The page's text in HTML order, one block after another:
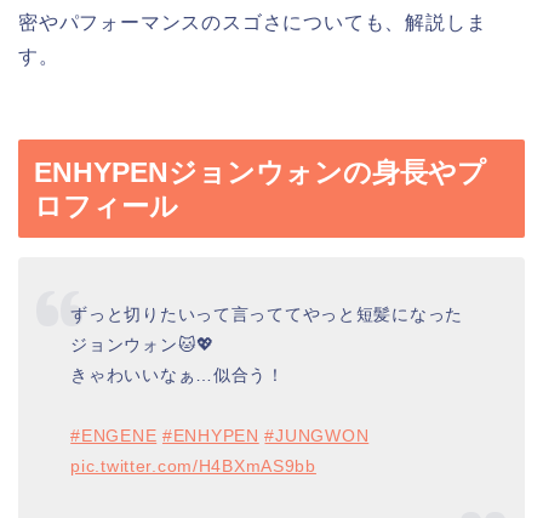
密やパフォーマンスのスゴさについても、解説しま
す。
ENHYPENジョンウォンの身長やプ
ロフィール
ずっと切りたいって言っててやっと短髪になった
ジョンウォン🐱💖
きゃわいいなぁ…似合う！
#ENGENE #ENHYPEN #JUNGWON
pic.twitter.com/H4BXmAS9bb